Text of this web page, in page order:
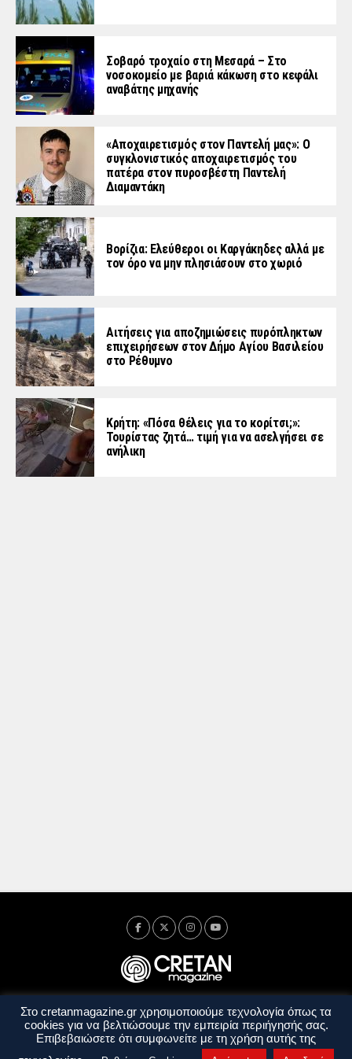
Σοβαρό τροχαίο στη Μεσαρά – Στο
νοσοκομείο με βαριά κάκωση στο κεφάλι
αναβάτης μηχανής
«Aποχαιρετισμός στον Παντελή μας»: Ο
συγκλονιστικός αποχαιρετισμός του
πατέρα στον πυροσβέστη Παντελή
Διαμαντάκη
Βορίζια: Ελεύθεροι οι Καργάκηδες αλλά με
τον όρο να μην πλησιάσουν στο χωριό
Αιτήσεις για αποζημιώσεις πυρόπληκτων
επιχειρήσεων στον Δήμο Αγίου Βασιλείου
στο Ρέθυμνο
Κρήτη: «Πόσα θέλεις για το κορίτσι;»:
Τουρίστας ζητά… τιμή για να ασελγήσει σε
ανήλικη
Ταυτότητα Πολιτική Απορρήτου
Όροι Χρήσης
Όροι και Προϋποθέσεις
Copyright © 2014 - 2026 Cretanmagazine. All rights reserved. byj. bitsakakis
Στο cretanmagazine.gr χρησιμοποιούμε τεχνολογία όπως τα
cookies για να βελτιώσουμε την εμπειρία περιήγησής σας.
Επιβεβαιώσετε ότι συμφωνείτε με τη χρήση αυτής της